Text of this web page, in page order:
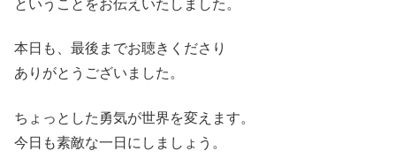
本日も、最後までお聴きくださり
ありがとうございました。
ちょっとした勇気が世界を変えます。
今日も素敵な一日にしましょう。